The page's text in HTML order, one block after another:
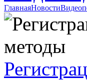
ГлавнаяНовости